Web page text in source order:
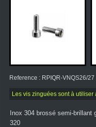
Reference : RPIQR-VNQS26/27
Les vis zinguées sont à
Inox 304 brossé semi-brillant
320